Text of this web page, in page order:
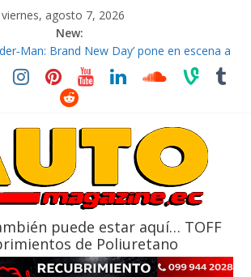
viernes, agosto 7, 2026
New:
vehículo gana protagonismo a la hora de
Brand New Day’ pone en escena a
con tu vehículo si permanece varios días sin
2026, edición 47ª, recorre 7 provincias en 8
Sinotruk Bolden para cubrir las rutas de La
puede estar aquí… TOFF
de Poliuretano